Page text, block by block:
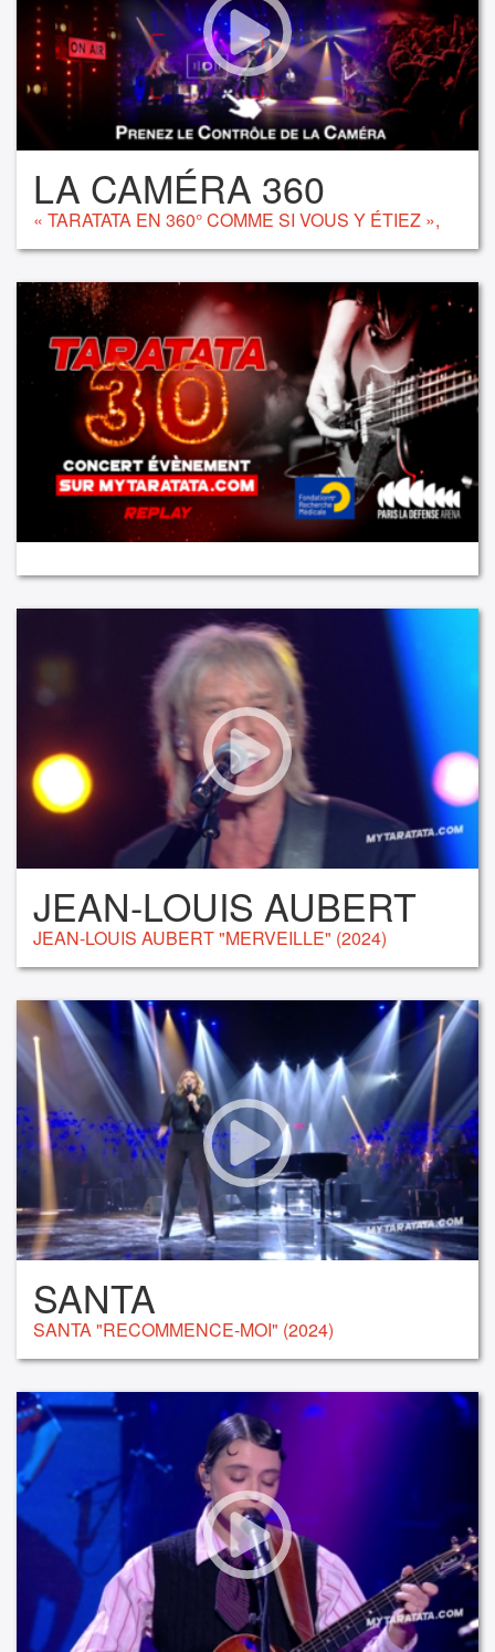
LA CAMÉRA 360
« TARATATA EN 360° COMME SI VOUS Y ÉTIEZ »,
JEAN-LOUIS AUBERT
JEAN-LOUIS AUBERT "MERVEILLE" (2024)
SANTA
SANTA "RECOMMENCE-MOI" (2024)